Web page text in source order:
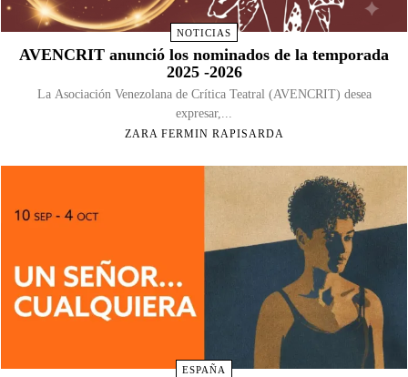
NOTICIAS
AVENCRIT anunció los nominados de la temporada
2025 -2026
La Asociación Venezolana de Crítica Teatral (AVENCRIT) desea
expresar,...
ZARA FERMIN RAPISARDA
ESPAÑA